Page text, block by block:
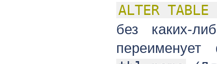
ALTER TABLE
без каких-